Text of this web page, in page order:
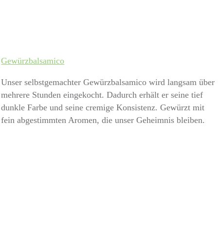
Gewürzbalsamico
Unser selbstgemachter Gewürzbalsamico wird langsam über
mehrere Stunden eingekocht. Dadurch erhält er seine tief
dunkle Farbe und seine cremige Konsistenz. Gewürzt mit
fein abgestimmten Aromen, die unser Geheimnis bleiben.